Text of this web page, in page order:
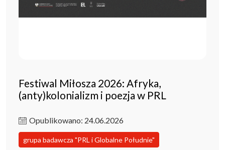
Festiwal Miłosza 2026: Afryka,
(anty)kolonializm i poezja w PRL
Opublikowano: 24.06.2026
grupa badawcza "PRL i Globalne Południe"